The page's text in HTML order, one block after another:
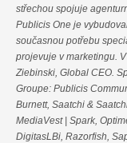
střechou spojuje
Publicis One je
současnou potřebu
projevuje v marketingu.
Ziebinski, Global CEO.
Groupe: Publicis
Burnett, Saatchi &
MediaVest | Spark,
DigitasLBi, Razorfish,